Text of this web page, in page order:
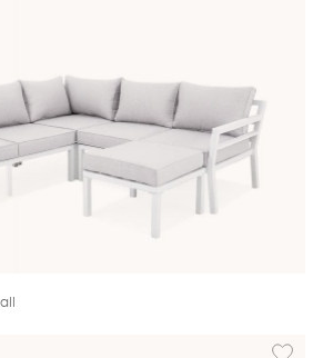
Lägg